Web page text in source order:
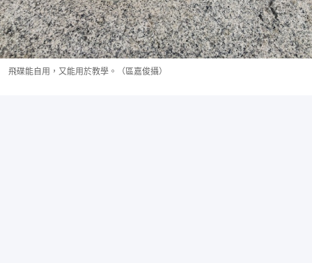
飛碟能自用，又能用於教學。（區嘉俊攝）